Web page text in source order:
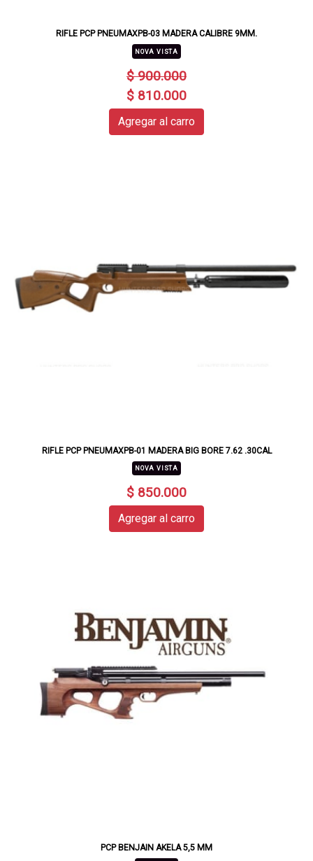
RIFLE PCP PNEUMAXPB-03 MADERA CALIBRE 9MM.
NOVA VISTA
$ 900.000
$ 810.000
Agregar al carro
RIFLE PCP PNEUMAXPB-01 MADERA BIG BORE 7.62 .30CAL
NOVA VISTA
$ 850.000
Agregar al carro
PCP BENJAIN AKELA 5,5 MM